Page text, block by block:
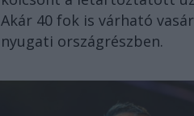
Akár 40 fok is várható
nyugati országrészben.